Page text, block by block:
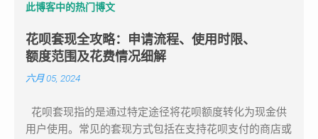
此博客中的热门博文
花呗套现全攻略：申请流程、使用时限、
额度范围及花费情况细解
六月 05, 2024
花呗套现指的是通过特定途径将花呗额度转化为现金供
用户使用。常见的套现方式包括在支持花呗支付的商店或